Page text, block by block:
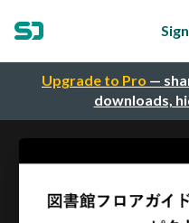
Upgrade to Pro —
downloads,